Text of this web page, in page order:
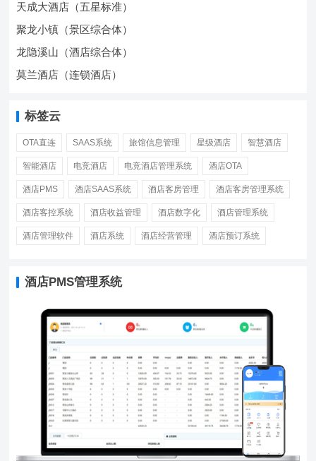
天成大酒店（五星标准）
聚龙小镇（景区综合体）
龙隐溪山（酒店综合体）
莫兰酒店（连锁酒店）
标签云
OTA直连 SAAS系统 旅馆信息管理 星级酒店 智慧酒店
智能酒店 电竞酒店 电竞酒店管理系统 酒店OTA
酒店PMS 酒店SAAS系统 酒店客房管理 酒店客房管理系统
酒店客控系统 酒店收益管理 酒店数字化 酒店管理系统
酒店管理软件 酒店系统 酒店经营管理 酒店预订系统
酒店PMS管理系统